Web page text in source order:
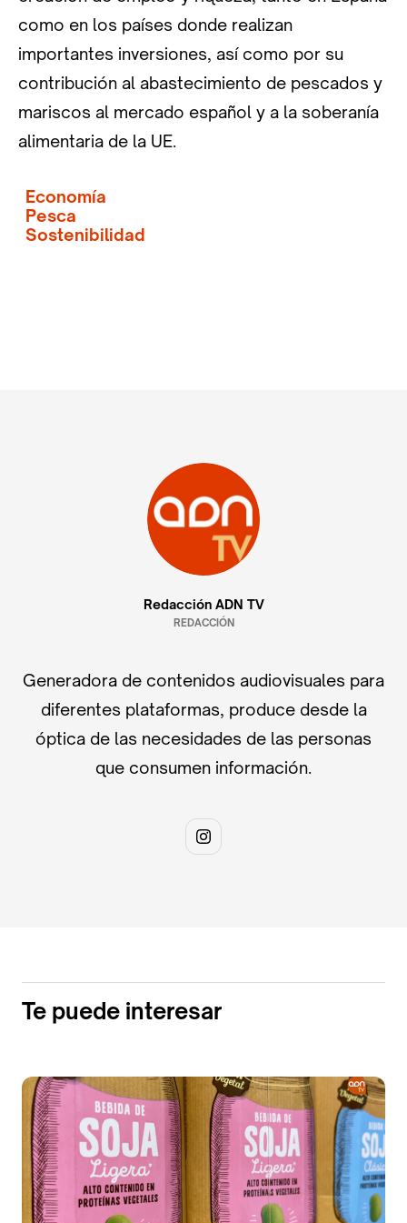
como en los países donde realizan
importantes inversiones, así como por su
contribución al abastecimiento de pescados y
mariscos al mercado español y a la soberanía
alimentaria de la UE.
Economía
Pesca
Sostenibilidad
Redacción ADN TV
REDACCIÓN
Generadora de contenidos audiovisuales para
diferentes plataformas, produce desde la
óptica de las necesidades de las personas
que consumen información.
Te puede interesar